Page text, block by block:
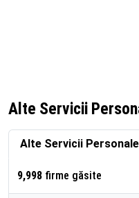
Alte Servicii
Alte Servicii Personale
9,998 firme găsite